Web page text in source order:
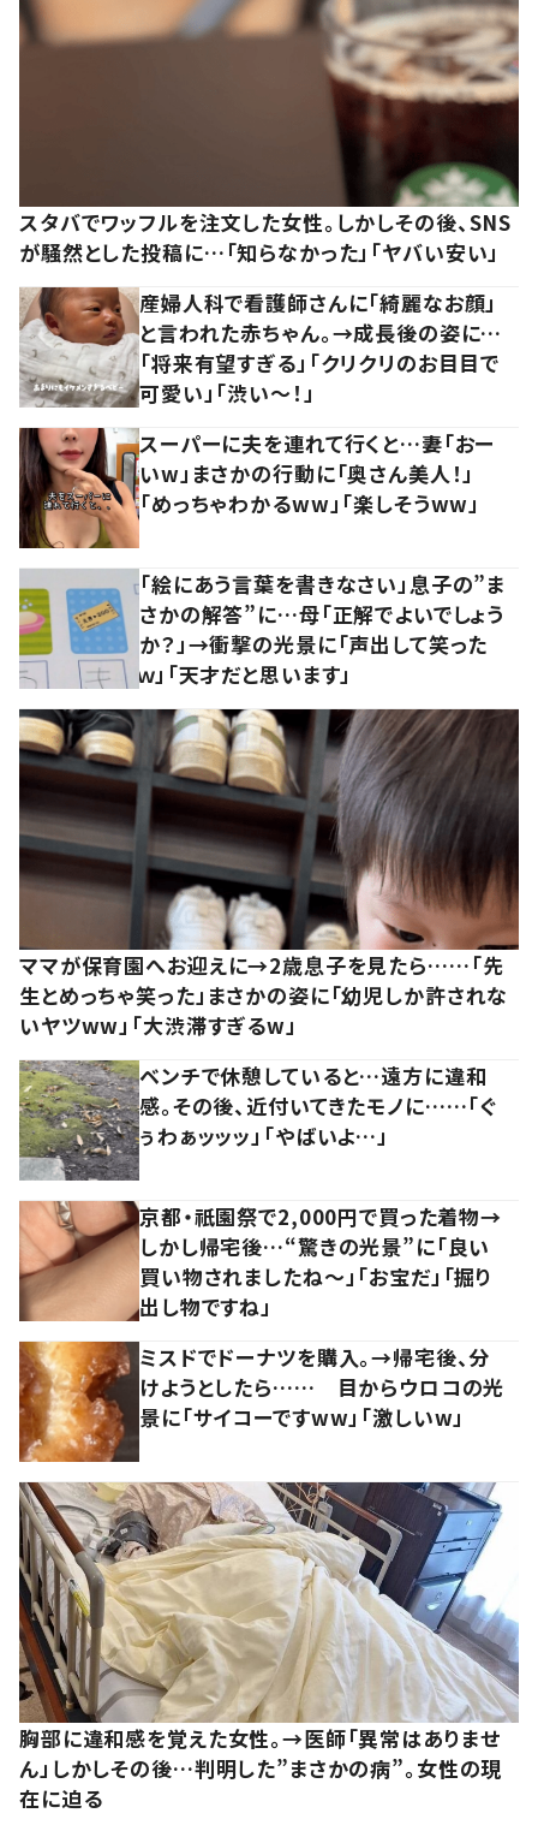
スタバでワッフルを注文した女性。しかしその後、SNS
が騒然とした投稿に…「知らなかった」「ヤバい安い」
産婦人科で看護師さんに「綺麗なお顔」
と言われた赤ちゃん。→成長後の姿に…
「将来有望すぎる」「クリクリのお目目で
可愛い」「渋い～！」
スーパーに夫を連れて行くと…妻「おー
いw」まさかの行動に「奥さん美人！」
「めっちゃわかるww」「楽しそうww」
「絵にあう言葉を書きなさい」息子の”ま
さかの解答”に…母「正解でよいでしょう
か？」→衝撃の光景に「声出して笑った
ｗ」「天才だと思います」
ママが保育園へお迎えに→2歳息子を見たら……「先
生とめっちゃ笑った」まさかの姿に「幼児しか許されな
いヤツww」「大渋滞すぎるw」
ベンチで休憩していると…遠方に違和
感。その後、近付いてきたモノに……「ぐ
ぅわぁッッッ」「やばいよ…」
京都・祇園祭で2,000円で買った着物→
しかし帰宅後…“驚きの光景”に「良い
買い物されましたね～」「お宝だ」「掘り
出し物ですね」
ミスドでドーナツを購入。→帰宅後、分
けようとしたら…… 目からウロコの光
景に「サイコーですww」「激しいw」
胸部に違和感を覚えた女性。→医師「異常はありませ
ん」しかしその後…判明した”まさかの病”。女性の現
在に迫る